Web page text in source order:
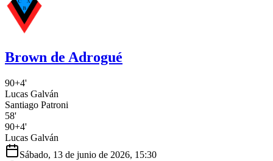
Brown de Adrogué
90+4'
Lucas Galván
Santiago Patroni
58'
90+4'
Lucas Galván
Sábado, 13 de junio de 2026, 15:30